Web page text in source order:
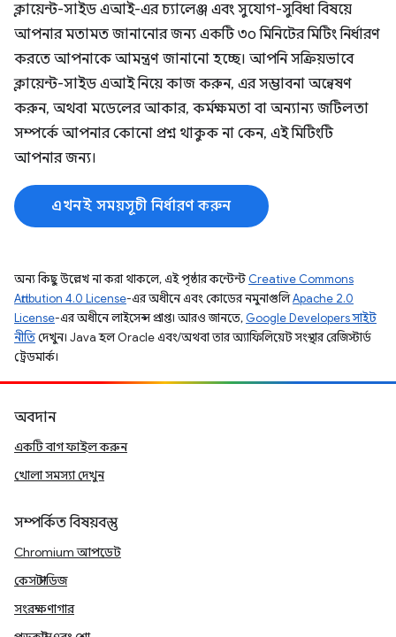
ক্লায়েন্ট-সাইড এআই-এর চ্যালেঞ্জ এবং সুযোগ-সুবিধা বিষয়ে
আপনার মতামত জানানোর জন্য একটি ৩০ মিনিটের মিটিং নির্ধারণ
করতে আপনাকে আমন্ত্রণ জানানো হচ্ছে। আপনি সক্রিয়ভাবে
ক্লায়েন্ট-সাইড এআই নিয়ে কাজ করুন, এর সম্ভাবনা অন্বেষণ
করুন, অথবা মডেলের আকার, কর্মক্ষমতা বা অন্যান্য জটিলতা
সম্পর্কে আপনার কোনো প্রশ্ন থাকুক না কেন, এই মিটিংটি
আপনার জন্য।
এখনই সময়সূচী নির্ধারণ করুন
অন্য কিছু উল্লেখ না করা থাকলে, এই পৃষ্ঠার কন্টেন্ট Creative Commons
Attribution 4.0 License-এর অধীনে এবং কোডের নমুনাগুলিApache 2.0
License-এর অধীনে লাইসেন্স প্রাপ্ত। আরও জানতে, Google Developers সাইট
নীতিদেখুন। Java হল Oracle এবং/অথবা তার অ্যাফিলিয়েট সংস্থার রেজিস্টার্ড
ট্রেডমার্ক।
অবদান
একটি বাগ ফাইল করুন
খোলা সমস্যা দেখুন
সম্পর্কিত বিষয়বস্তু
Chromium আপডেট
কেস স্টাডিজ
সংরক্ষণাগার